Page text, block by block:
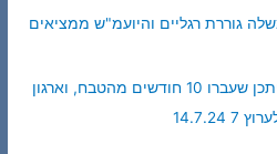
גוררת רגליים והיועמ"ש ממציאים
אונר"א והבעיה היהודית: איך ייתכן שעברו 10 חודשים מהטבח, וארגון